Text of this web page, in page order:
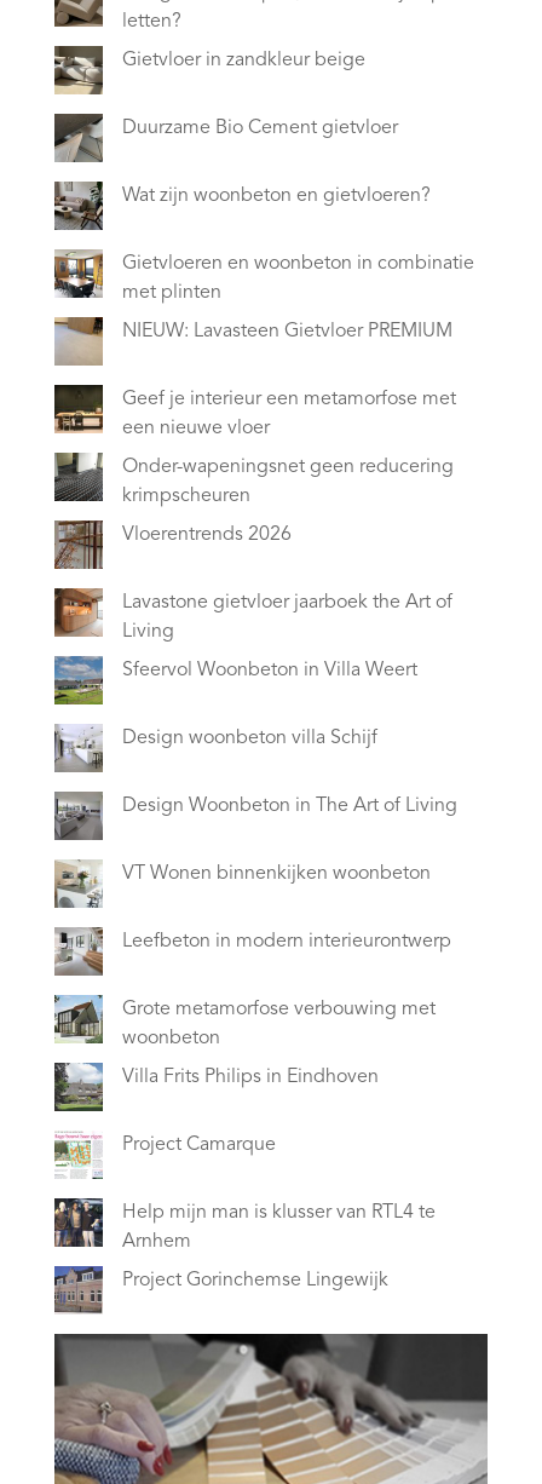
letten?
Gietvloer in zandkleur beige
Duurzame Bio Cement gietvloer
Wat zijn woonbeton en gietvloeren?
Gietvloeren en woonbeton in combinatie
met plinten
NIEUW: Lavasteen Gietvloer PREMIUM
Geef je interieur een metamorfose met
een nieuwe vloer
Onder-wapeningsnet geen reducering
krimpscheuren
Vloerentrends 2026
Lavastone gietvloer jaarboek the Art of
Living
Sfeervol Woonbeton in Villa Weert
Design woonbeton villa Schijf
Design Woonbeton in The Art of Living
VT Wonen binnenkijken woonbeton
Leefbeton in modern interieurontwerp
Grote metamorfose verbouwing met
woonbeton
Villa Frits Philips in Eindhoven
Project Camarque
Help mijn man is klusser van RTL4 te
Arnhem
Project Gorinchemse Lingewijk